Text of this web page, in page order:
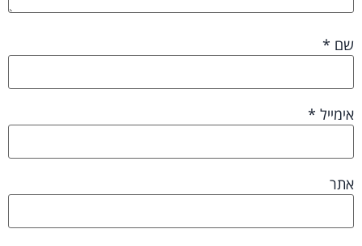
שם *
אימייל *
אתר